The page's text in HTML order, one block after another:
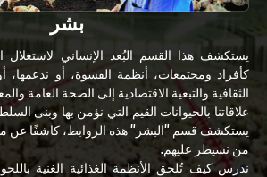
بشر
يستكشف هذا القسم البُعد الإنساني لاستغلال
كأفراد ومجتمعات، أنظمة القسوة، أو ندعمها،
الثقافية والتبعية الاقتصادية إلى الصحة العامة
علاقاتنا بالحيوانات القيم التي نؤمن بها وبنى
يستكشف قسم "البشر" هذه الروابط، كاشفًا عن
من نسيطر عليهم.
ندرس كيف تُلحق الأنظمة الغذائية الغنية